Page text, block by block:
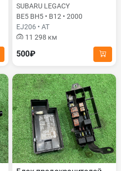
SUBARU LEGACY
BE5 BH5 • B12 • 2000
EJ206 • AT
11 298 км
500₽